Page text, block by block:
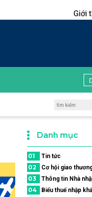
Giới
Danh mục
01 Tin tức
02 Cơ hội giao
03 Thông tin Nhà
04 Biểu thuế nhập